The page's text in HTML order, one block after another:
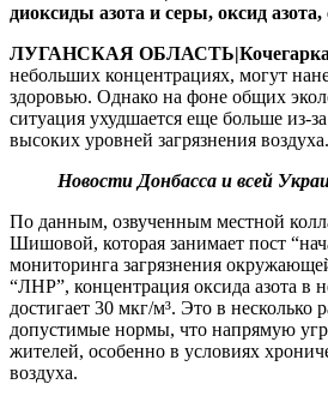
диоксиды азота и серы, оксид
ЛУГАНСКАЯ
небольших концентрациях, могут
здоровью. Однако на фоне общих
ситуация ухудшается еще больше из-
высоких уровней загрязнения воздуха.
Новости Донбасса и всей
По данным, озвученным местной
Шишовой, которая занимает пост
мониторинга загрязнения
“ЛНР”, концентрация оксида азота в
достигает 30 мкг/м³. Это в несколько
допустимые нормы, что напрямую
жителей, особенно в условиях
воздуха.